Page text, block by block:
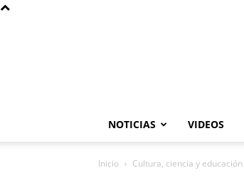
NOTICIAS VIDEOS
Inicio Cultura, ciencia y educación